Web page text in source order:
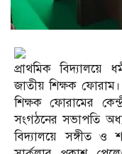
প্রাথমিক বিদ্যালয়ে
জাতীয় শিক্ষক
শিক্ষক ফোরামের
সংগঠনের সভাপতি
বিদ্যালয়ে সঙ্গীত ও